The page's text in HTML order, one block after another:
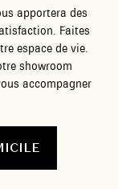
apportera des
Faites
espace de vie.
showroom
accompagner